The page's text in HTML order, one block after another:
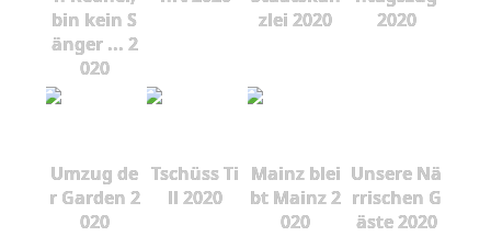
bin kein S
änger ... 2
020
zlei 2020
2020
Umzug de
r Garden 2
020
Tschüss Ti
ll 2020
Mainz blei
bt Mainz 2
020
Unsere Nä
rrischen G
äste 2020